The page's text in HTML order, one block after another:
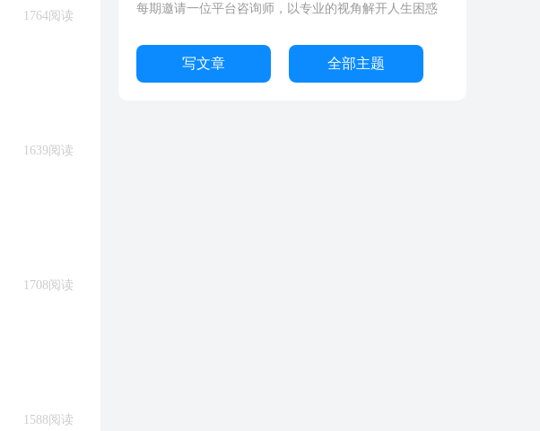
1764阅读
1639阅读
1708阅读
1588阅读
每期邀请一位平台咨询师，以专业的视角解开人生困惑
写文章 全部主题